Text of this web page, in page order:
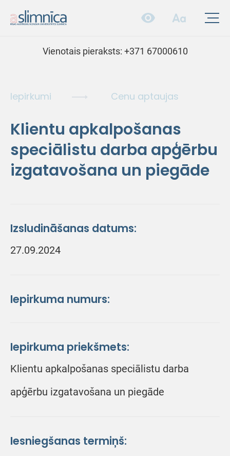
Vienotais pieraksts: +371 67000610
Iepirkumi Cenu aptaujas
Klientu apkalpošanas
speciālistu darba apģērbu
izgatavošana un piegāde
Izsludināšanas datums:
27.09.2024
Iepirkuma numurs:
Iepirkuma priekšmets:
Klientu apkalpošanas speciālistu darba
apģērbu izgatavošana un piegāde
Iesniegšanas termiņš: